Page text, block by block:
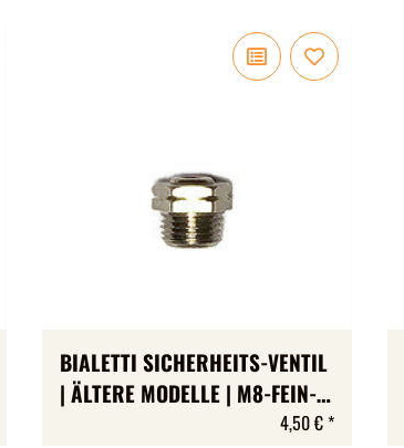
BIALETTI SICHERHEITS-VENTIL
| ÄLTERE MODELLE | M8-FEIN-
4,50 € *